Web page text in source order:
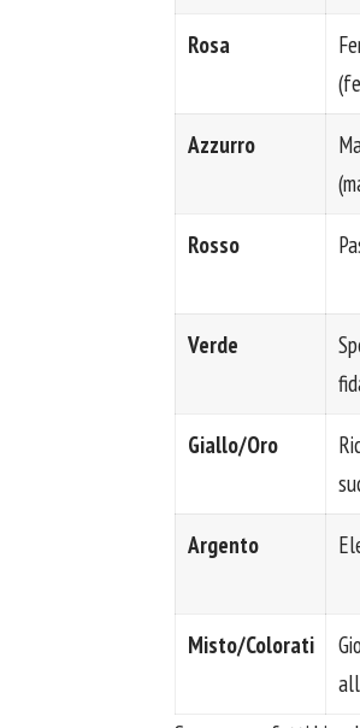
Rosa
Azzurro
Rosso
Verde
Giallo/Oro
Argento
Misto/Colorati